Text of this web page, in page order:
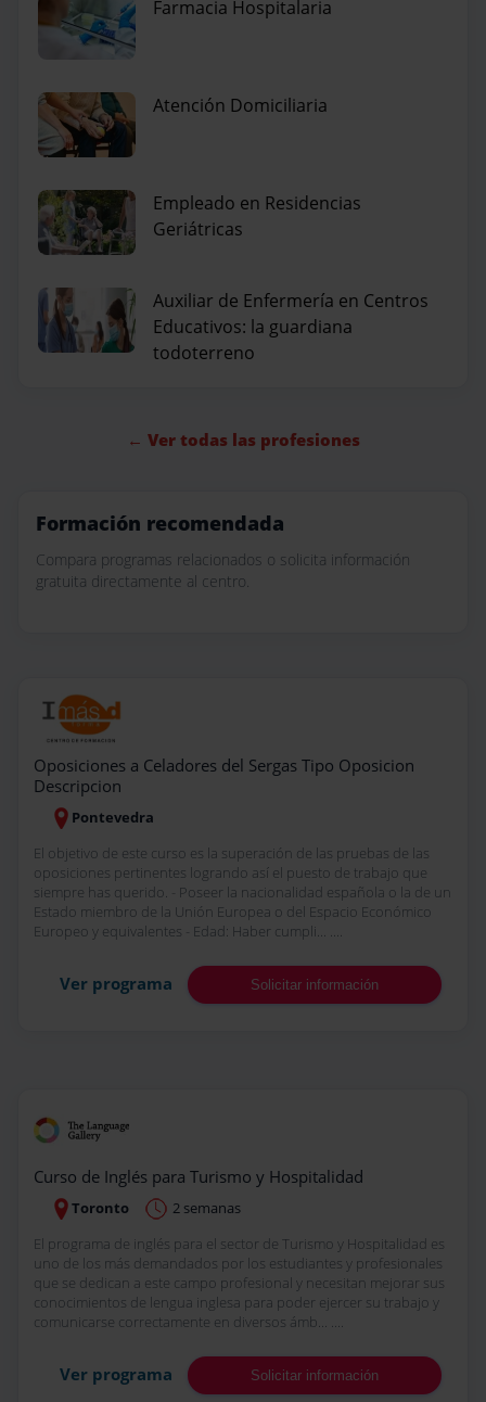
Farmacia Hospitalaria
Atención Domiciliaria
Empleado en Residencias
Geriátricas
Auxiliar de Enfermería en Centros
Educativos: la guardiana
todoterreno
← Ver todas las profesiones
Formación recomendada
Compara programas relacionados o solicita información
gratuita directamente al centro.
Oposiciones a Celadores del Sergas Tipo Oposicion
Descripcion
Pontevedra
El objetivo de este curso es la superación de las pruebas de las
oposiciones pertinentes logrando así el puesto de trabajo que
siempre has querido. - Poseer la nacionalidad española o la de un
Estado miembro de la Unión Europea o del Espacio Económico
Europeo y equivalentes - Edad: Haber cumpli... ....
Ver programa Solicitar información
Curso de Inglés para Turismo y Hospitalidad
Toronto
2 semanas
El programa de inglés para el sector de Turismo y Hospitalidad es
uno de los más demandados por los estudiantes y profesionales
que se dedican a este campo profesional y necesitan mejorar sus
conocimientos de lengua inglesa para poder ejercer su trabajo y
comunicarse correctamente en diversos ámb... ....
Ver programa Solicitar información